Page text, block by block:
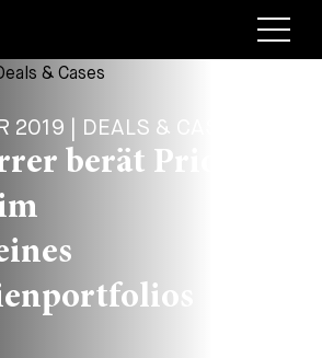
2019 | DEALS & CASES
berät Priora